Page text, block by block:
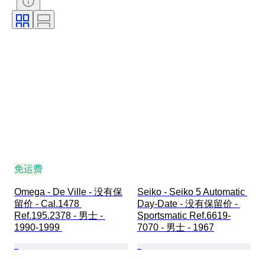
颜色
时代
免运费
Omega - De Ville - 没有保
留价 - Cal.1478
Ref.195.2378 - 男士 -
1990-1999
Seiko - Seiko 5 Automatic
Day-Date - 没有保留价 -
Sportsmatic Ref.6619-
7070 - 男士 - 1967